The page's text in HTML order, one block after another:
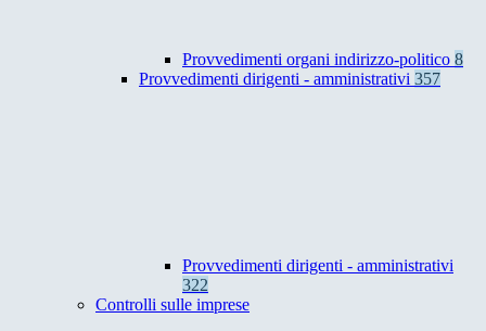
Provvedimenti organi indirizzo-politico 8
Provvedimenti dirigenti - amministrativi 357
Provvedimenti dirigenti - amministrativi
322
Controlli sulle imprese